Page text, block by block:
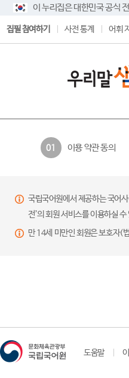
이 누리집은 대한민국 공식
집필 참여하기 사전 통계 어휘
01 이용 약관 동의
국립국어원에서 제공하는 국어
전’의 회원 서비스를 이용하실
만 14세 미만인 회원은 보호자(
도움말